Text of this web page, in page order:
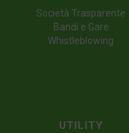
Società Trasparente
Bandi e Gare
Whistleblowing
UTILITY